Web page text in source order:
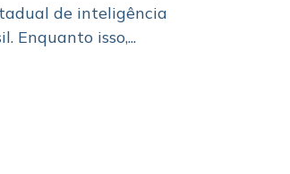
de inteligência
Enquanto isso,...